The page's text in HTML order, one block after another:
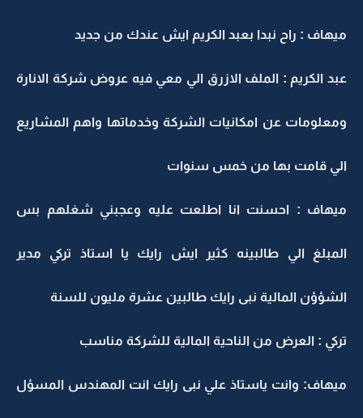
ميهاف : راح نبدا بعبد الكريم ايش عندك من جديد
عبد الكريم : الملف الازرق الي معي فيه عروض شركة الانارة
ومعلومات عن امكانيات الشركة وخدماتها واهم المشاريع
الي قامت بها من خمس سنوات
ميهاف : احسنت انا اطلعت عليه وعجبني شغلهم بس
المبلغ الي طالبينه كثير ايش رايك يا استاذ تركي مدير
الشؤؤن المالية نبى رايك طالبين عشرة مليون للسنة
تركي : العرض من الناحية المالية للشركة مناسب
ميهاف: وانت ياستاذ علي نبى رايك انت المهندس المسؤل